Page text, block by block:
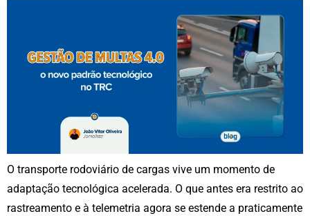
O transporte rodoviário de cargas vive um momento de
adaptação tecnológica acelerada. O que antes era restrito ao
rastreamento e à telemetria agora se estende a praticamente